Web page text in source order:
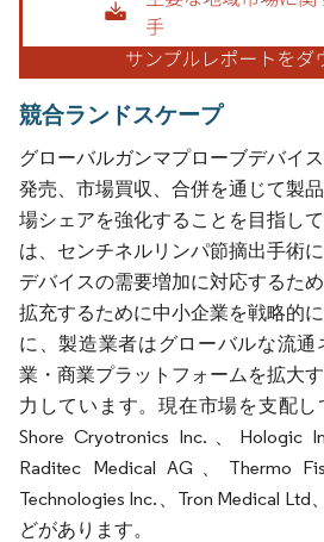
競合ランドスケープ
グローバルガンマプローブデバイ
発売、市場買収、合併を通じて製
場シェアを強化することを目指し
は、センチネルリンパ節摘出手術
デバイスの需要増加に対応するた
拡充するために中小企業を戦略的
に、製造業者はグローバルな流
業・商業プラットフォームを拡大
力しています。現在市場を支配し
Shore Cryotronics Inc.、Hologic
Raditec Medical AG、Thermo
Technologies Inc.、Tron Medical Ltd
どがあります。